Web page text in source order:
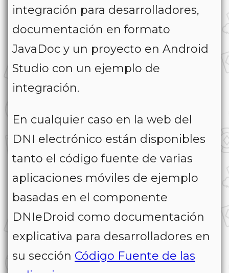
integración para desarrolladores,
documentación en formato
JavaDoc y un proyecto en Android
Studio con un ejemplo de
integración.
En cualquier caso en la web del
DNI electrónico están disponibles
tanto el código fuente de varias
aplicaciones móviles de ejemplo
basadas en el componente
DNIeDroid como documentación
explicativa para desarrolladores en
su sección Código Fuente de las